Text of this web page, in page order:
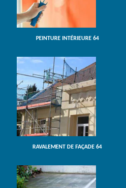
PEINTURE INTÉRIEURE 64
RAVALEMENT DE FAÇADE 64